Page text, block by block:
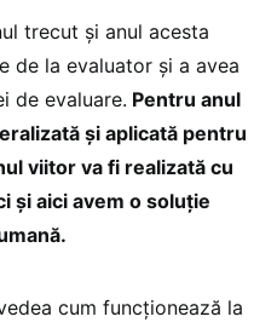
trecut și anul acesta
de la evaluator și a avea
de evaluare. Pentru anul
și aplicată pentru
viitor va fi realizată cu
și aici avem o soluție
cum funcționează la